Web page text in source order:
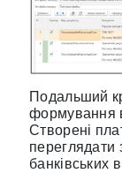
Подальший
формування
Створені
переглядати
банківських